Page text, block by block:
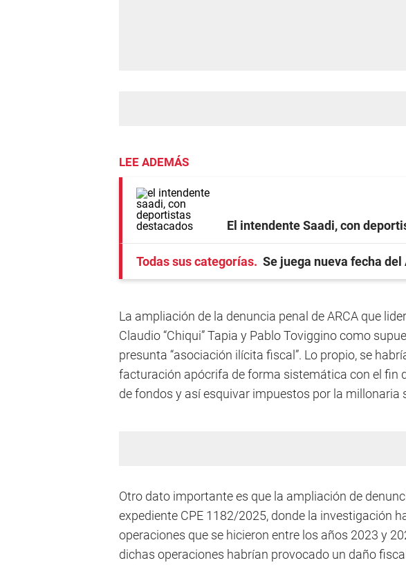
LEE ADEMÁS
El intendente Saadi, con
Todas sus categorías Se juega nueva fecha
La ampliación de la denuncia penal de ARCA que
Claudio “Chiqui” Tapia y Pablo Toviggino como
presunta “asociación ilícita fiscal”. Lo propio, se
facturación apócrifa de forma sistemática con el fin
de fondos y así esquivar impuestos por la millonaria
Otro dato importante es que la ampliación de
expediente CPE 1182/2025, donde la investigación
operaciones que se hicieron entre los años 2023 y
dichas operaciones habrían provocado un daño